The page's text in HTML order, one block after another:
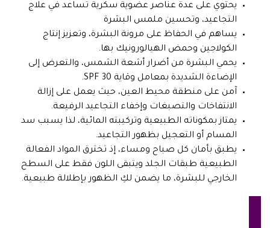
يحتوي على عدة عناصر عضوية سكرية تساعد في علاج
التجاعيد، وتحسين ملمس البشرة
يساهم في الحفاظ على مرونة البشرة، وتعزيز إنتاج
الكولاجين وحمض الهيالورونيك بها.
يحمي البشرة من أضرار أشعة الشمس، والتعرض إلى
الإضاءة الشديدة بمعامل وقاية SPF 30.
آمن على منطقة محيط العين، حيث يعمل على إزالة
الانتفاخات والتصبغات وإخفاء التجاعيد الرفيعة.
يمتاز بمكوناته الطبيعية وتركيبته المائية، لذا يسبب سد
المسام أو التعجيل بظهور التجاعيد.
يطبق بأمان كل صباح ومساء، إذ تخترق المواد الفعالة
الطبيعية طبقات الجلد ويتبقى اللون فقط على السطح
الخارجي للبشرة، ما يضمن لكِ الظهور بإطلالة طبيعية.